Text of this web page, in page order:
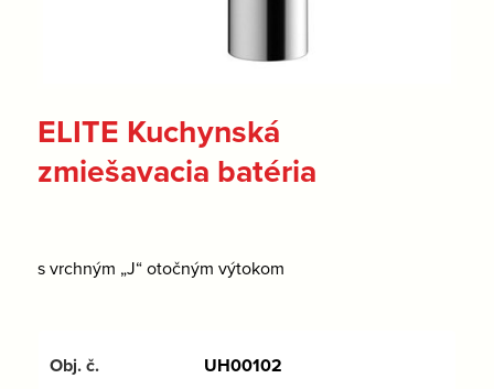
ELITE Kuchynská
zmiešavacia batéria
s vrchným „J“ otočným výtokom
UH00102